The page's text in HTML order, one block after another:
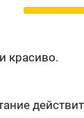
красиво.